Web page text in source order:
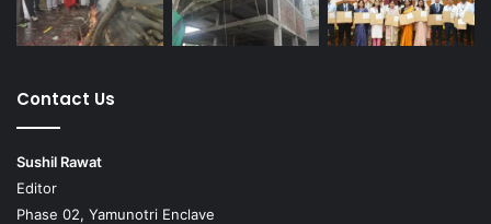
Contact Us
Sushil Rawat
Editor
Phase 02, Yamunotri Enclave